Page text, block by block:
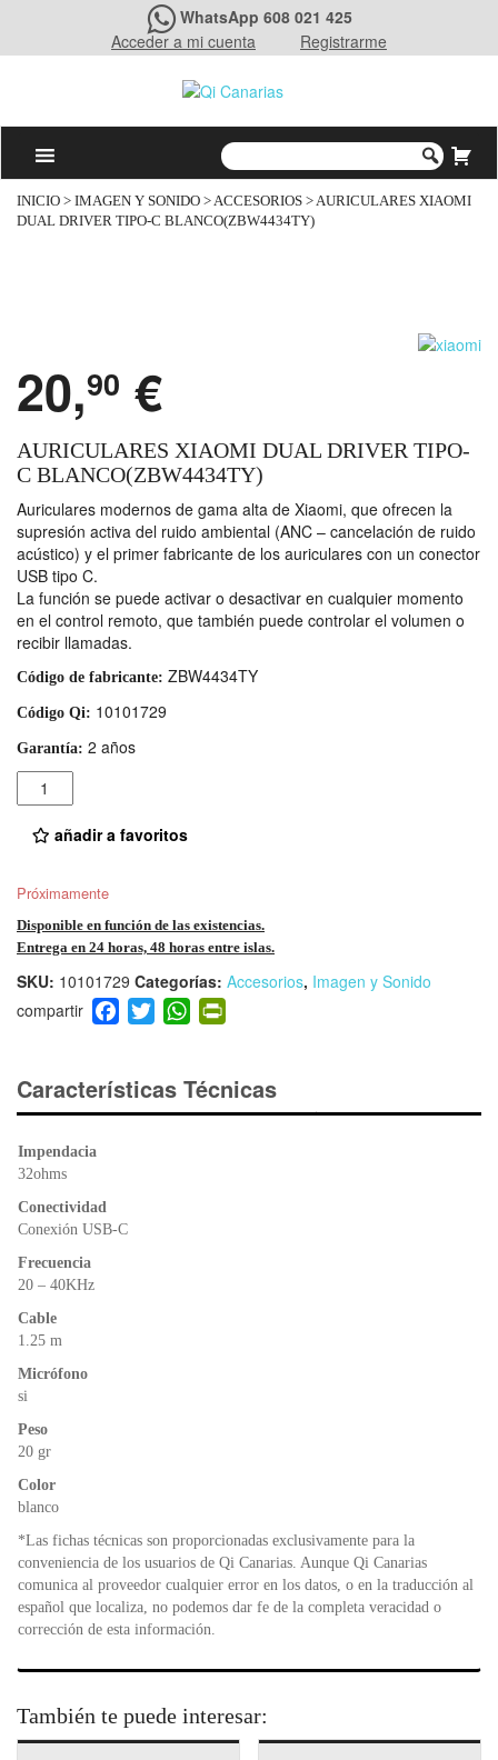
WhatsApp 608 021 425
Acceder a mi cuenta
Registrarme
INICIO > IMAGEN Y SONIDO >ACCESORIOS > AURICULARES XIAOMI
DUAL DRIVER TIPO-C BLANCO(ZBW4434TY)
20,90 €
AURICULARES XIAOMI DUAL DRIVER TIPO-
C BLANCO(ZBW4434TY)
Auriculares modernos de gama alta de Xiaomi, que ofrecen la
supresión activa del ruido ambiental (ANC – cancelación de ruido
acústico) y el primer fabricante de los auriculares con un conector
USB tipo C.
La función se puede activar o desactivar en cualquier momento
en el control remoto, que también puede controlar el volumen o
recibir llamadas.
Código de fabricante: ZBW4434TY
Código Qi: 10101729
Garantía: 2 años
Cantidad
añadir a favoritos
Próximamente
Disponible en función de las existencias.
Entrega en 24 horas, 48 horas entre islas.
SKU: 10101729 Categorías: Accesorios, Imagen y Sonido
F
a
e
b
T
wi
er
W
h
s
A
ri
e
Características Técnicas
Impendacia
32ohms
Conectividad
Conexión USB-C
Frecuencia
20 – 40KHz
Cable
1.25 m
Micrófono
si
Peso
20 gr
Color
blanco
*Las fichas técnicas son proporcionadas exclusivamente para la
conveniencia de los usuarios de Qi Canarias. Aunque Qi Canarias
comunica al proveedor cualquier error en los datos, o en la traducción al
español que localiza, no podemos dar fe de la completa veracidad o
corrección de esta información.
También te puede interesar: